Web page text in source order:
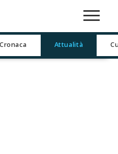
Cronaca Attualità